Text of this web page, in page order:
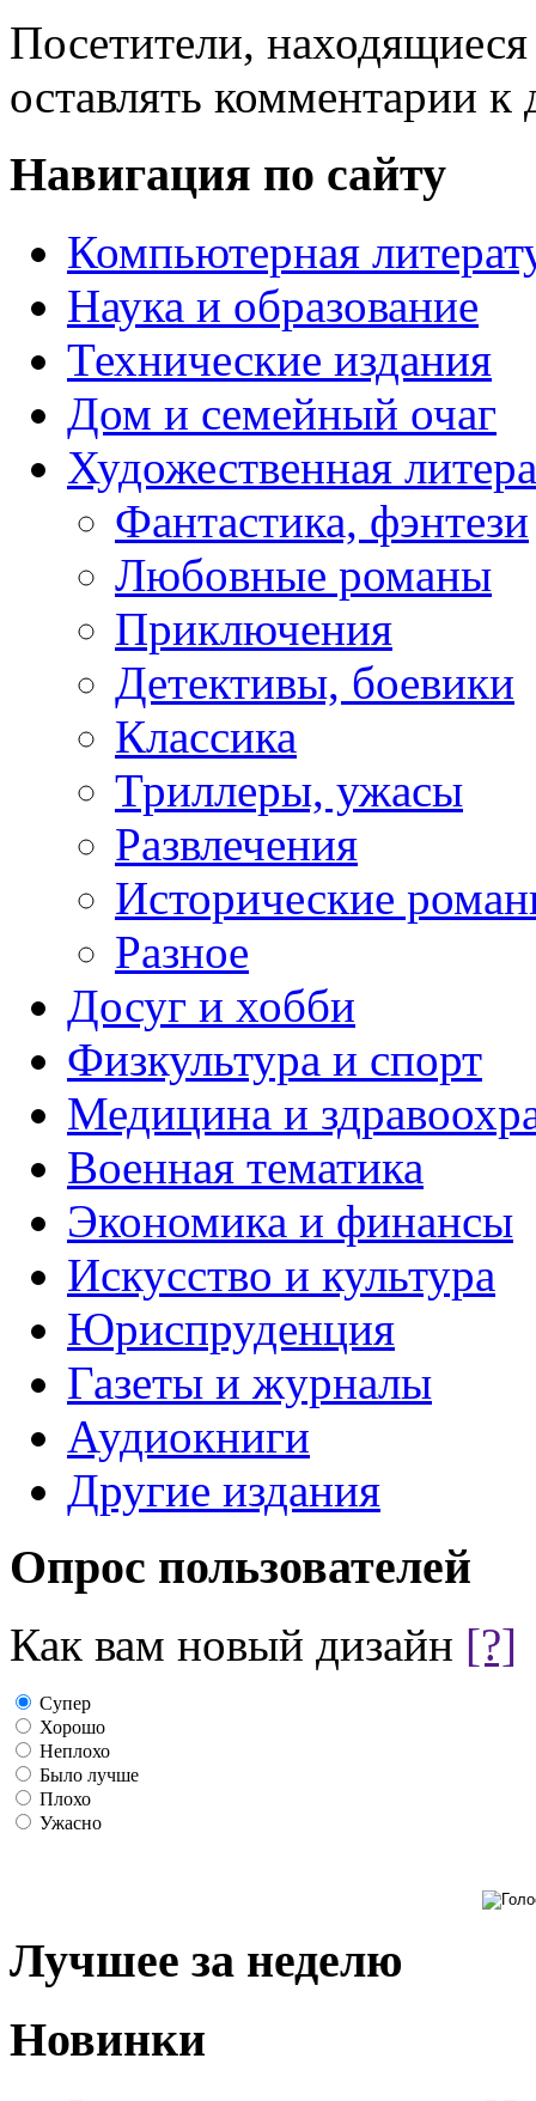
Посетители,
оставлять комментарии к
Навигация по сайту
Компьютерная
Наука и образование
Технические издания
Дом и семейный очаг
Художественная
Фантастика, фэнтези
Любовные романы
Приключения
Детективы, боевики
Классика
Триллеры, ужасы
Развлечения
Исторические
Разное
Досуг и хобби
Физкультура и спорт
Медицина и
Военная тематика
Экономика и финансы
Искусство и культура
Юриспруденция
Газеты и журналы
Аудиокниги
Другие издания
Опрос пользователей
Как вам новый дизайн [?]
Супер
Хорошо
Неплохо
Было лучше
Плохо
Ужасно
Лучшее за неделю
Новинки